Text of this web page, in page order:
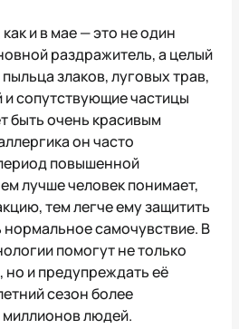
и в мае — это не один
раздражитель, а целый
злаков, луговых трав,
сопутствующие частицы
быть очень красивым
он часто
повышенной
лучше человек понимает,
тем легче ему защитить
нормальное самочувствие. В
помогут не только
но и предупреждать её
сезон более
людей.